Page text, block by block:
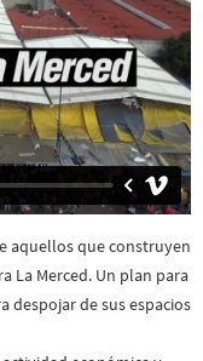
aquellos que construyen
La Merced. Un plan para
despojar de sus espacios